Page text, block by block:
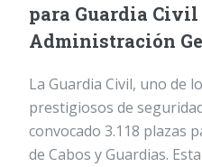
para Guardia Civil
Administración
La Guardia Civil, uno de
prestigiosos de
convocado 3.118 plazas
de Cabos y Guardias.